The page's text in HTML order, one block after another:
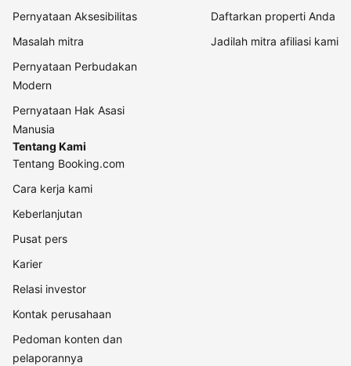
Pernyataan Aksesibilitas
Masalah mitra
Pernyataan Perbudakan
Modern
Pernyataan Hak Asasi
Manusia
Daftarkan properti Anda
Jadilah mitra afiliasi kami
Tentang Kami
Tentang Booking.com
Cara kerja kami
Keberlanjutan
Pusat pers
Karier
Relasi investor
Kontak perusahaan
Pedoman konten dan
pelaporannya